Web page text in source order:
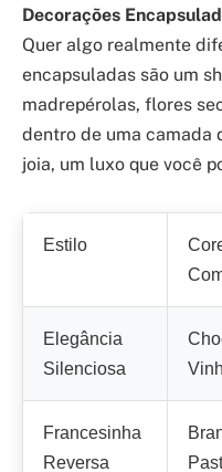
Decorações
Quer algo realmente
encapsuladas são um
madrepérolas, flores
dentro de uma camada
joia, um luxo que você
Estilo
Elegância
Silenciosa
Francesinha
Reversa